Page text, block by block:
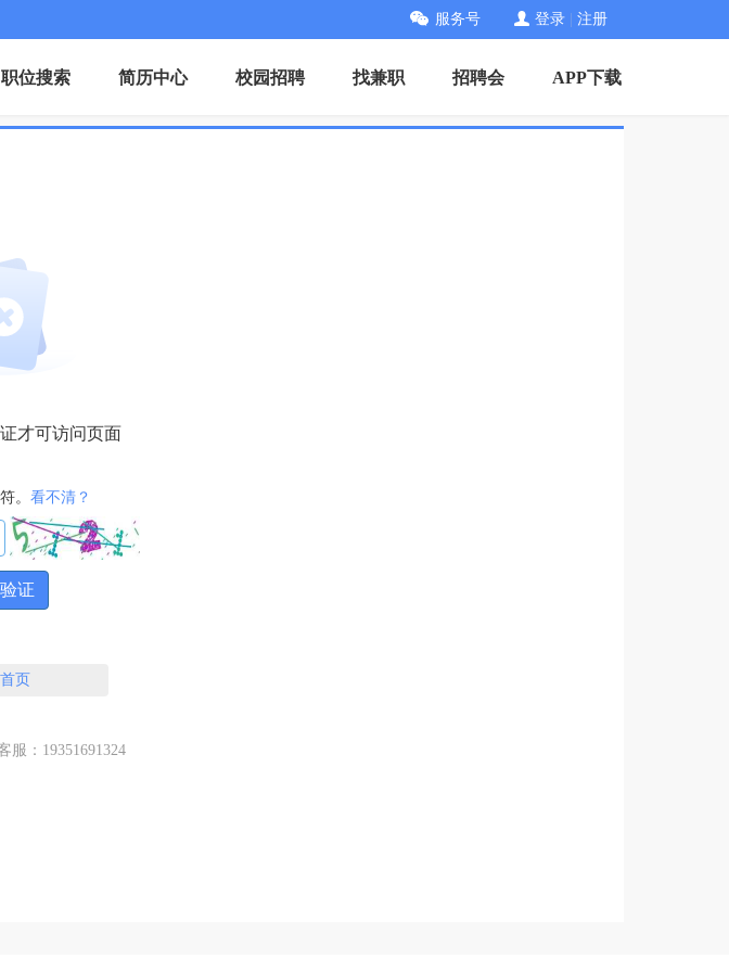
服务号 登录 注册
职位搜索 简历中心 校园招聘 找兼职 招聘会 APP下载
才可访问页面
。 看不清？
证
页
服：19351691324